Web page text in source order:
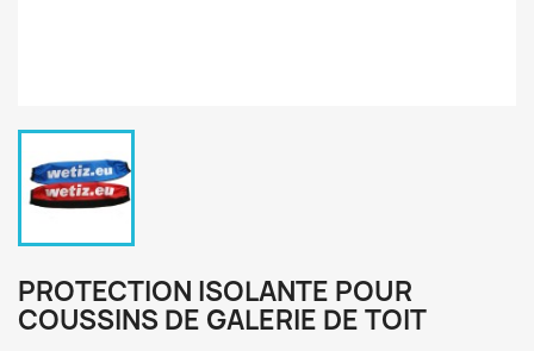
PROTECTION ISOLANTE POUR
COUSSINS DE GALERIE DE TOIT